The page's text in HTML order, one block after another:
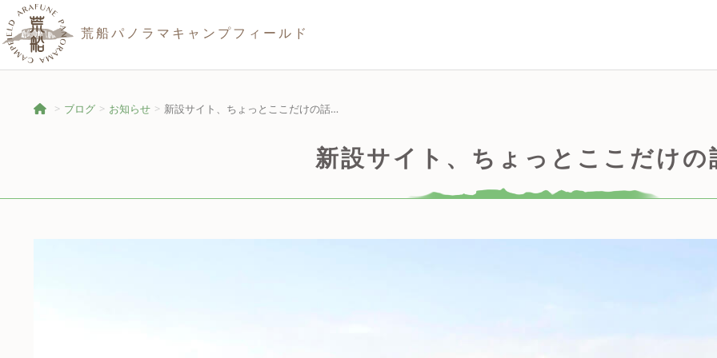
荒船パノラマキャンプフィールド
ブログ お知らせ 新設サイト、ちょっとここだけの話…
新設サイト、ちょっとここだけ